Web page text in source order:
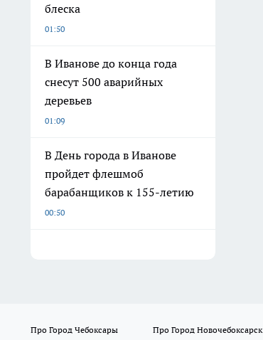
блеска
01:50
В Иванове до конца года
снесут 500 аварийных
деревьев
01:09
В День города в Иванове
пройдет флешмоб
барабанщиков к 155-летию
00:50
Про Город Чебоксары Про Город Новочебоксарск